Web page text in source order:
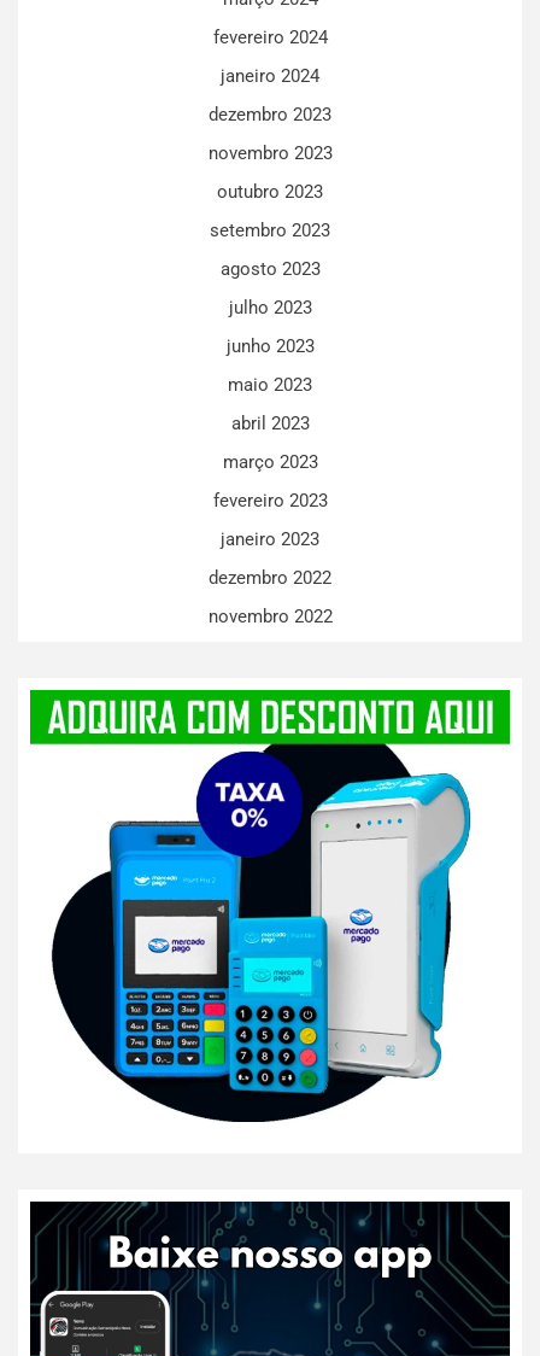
fevereiro 2024
janeiro 2024
dezembro 2023
novembro 2023
outubro 2023
setembro 2023
agosto 2023
julho 2023
junho 2023
maio 2023
abril 2023
março 2023
fevereiro 2023
janeiro 2023
dezembro 2022
novembro 2022